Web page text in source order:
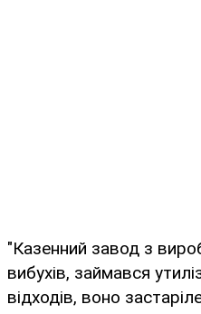
"Казенний завод з
вибухів, займався
відходів, воно